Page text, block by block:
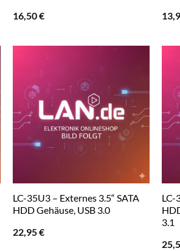
16,50€
LC-35U3 – Externes 3.5“ SATA
HDD Gehäuse, USB 3.0
22,95€
LC-
3.1